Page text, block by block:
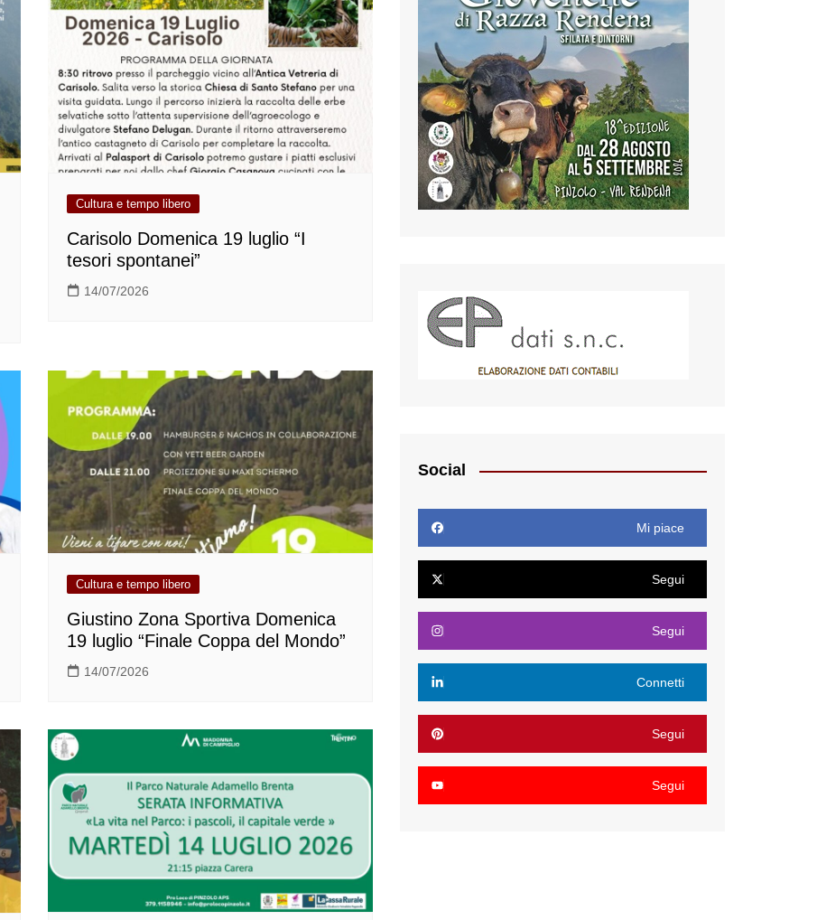
Cultura e tempo libero
Carisolo Domenica 19 luglio “I
tesori spontanei”
14/07/2026
Cultura e tempo libero
Giustino Zona Sportiva Domenica
19 luglio “Finale Coppa del Mondo”
14/07/2026
Social
Mi piace
Segui
Segui
Connetti
Segui
Segui